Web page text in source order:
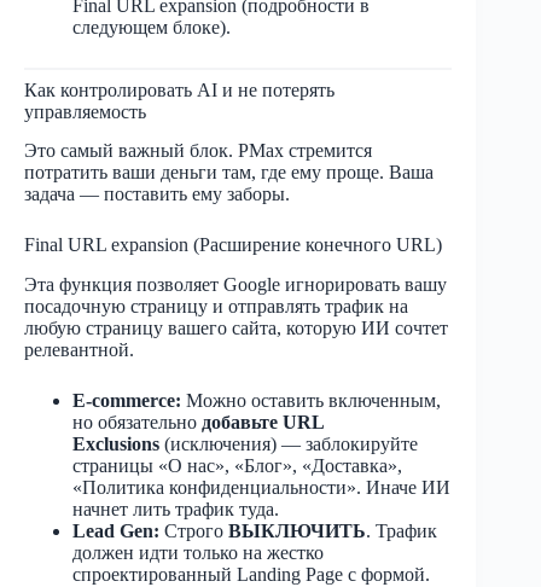
Final URL expansion (подробности в
следующем блоке).
Как контролировать AI и не потерять
управляемость
Это самый важный блок. PMax стремится
потратить ваши деньги там, где ему проще. Ваша
задача — поставить ему заборы.
Final URL expansion (Расширение конечного URL)
Эта функция позволяет Google игнорировать вашу
посадочную страницу и отправлять трафик на
любую страницу вашего сайта, которую ИИ сочтет
релевантной.
E-commerce: Можно оставить включенным,
но обязательно добавьте URL
Exclusions (исключения) — заблокируйте
страницы «О нас», «Блог», «Доставка»,
«Политика конфиденциальности». Иначе ИИ
начнет лить трафик туда.
Lead Gen: Строго ВЫКЛЮЧИТЬ. Трафик
должен идти только на жестко
спроектированный Landing Page с формой.